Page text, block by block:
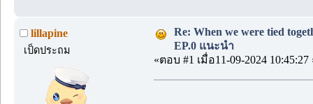
lillapine
เป็ดประถม
Re: When we were tied
EP.0 แนะนำ
«ตอบ #1 เมื่อ11-09-2024 10:45:27